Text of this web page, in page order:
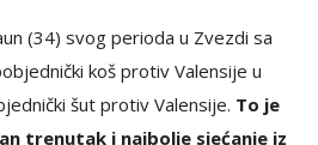
(34) svog perioda u Zvezdi sa
koš protiv Valensije u
šut protiv Valensije. To je
trenutak i najbolje sjećanje iz